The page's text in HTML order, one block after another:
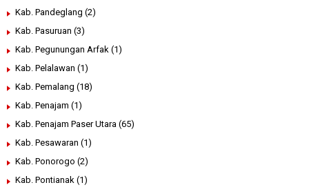
Kab. Pandeglang (2)
Kab. Pasuruan (3)
Kab. Pegunungan Arfak (1)
Kab. Pelalawan (1)
Kab. Pemalang (18)
Kab. Penajam (1)
Kab. Penajam Paser Utara (65)
Kab. Pesawaran (1)
Kab. Ponorogo (2)
Kab. Pontianak (1)